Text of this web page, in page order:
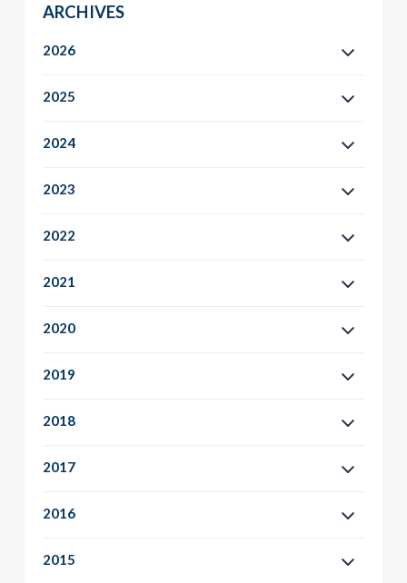
ARCHIVES
2026
2025
2024
2023
2022
2021
2020
2019
2018
2017
2016
2015